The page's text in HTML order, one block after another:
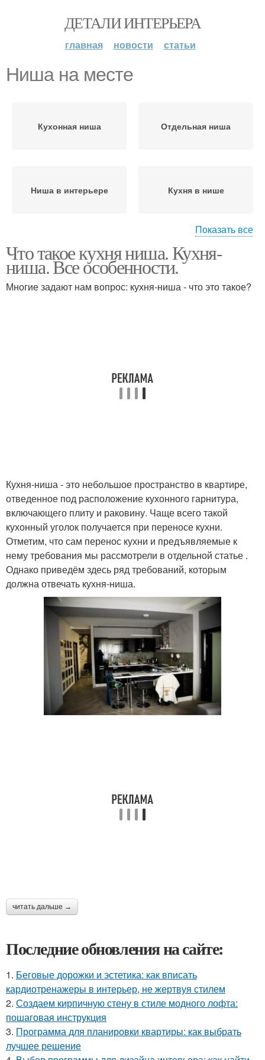
ДЕТАЛИ ИНТЕРЬЕРА
главная новости статьи
Ниша на месте
Кухонная ниша Отдельная ниша
Ниша в интерьере Кухня в нише
Кухни на место
Показать все
Что такое кухня ниша. Кухня-
ниша. Все особенности.
Многие задают нам вопрос: кухня-ниша - что это такое?
Кухня-ниша - это небольшое пространство в квартире,
отведенное под расположение кухонного гарнитура,
включающего плиту и раковину. Чаще всего такой
кухонный уголок получается при переносе кухни.
Отметим, что сам перенос кухни и предъявляемые к
нему требования мы рассмотрели в отдельной статье .
Однако приведём здесь ряд требований, которым
должна отвечать кухня-ниша.
читать дальше →
Последние обновления на сайте:
1. Беговые дорожки и эстетика: как вписать
кардиотренажеры в интерьер, не жертвуя стилем
2. Создаем кирпичную стену в стиле модного лофта:
пошаговая инструкция
3. Программа для планировки квартиры: как выбрать
лучшее решение